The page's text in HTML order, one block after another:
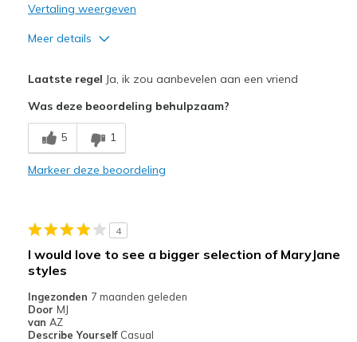
Vertaling weergeven
Meer details
Breathe Well
Comfortable
Strap is not "adjustable hook and loop"
Beste toepassingen
Casual Wear
Going Out
Laatste regel Ja, ik zou aanbevelen aan een vriend
Was deze beoordeling behulpzaam?
5 1
Markeer deze beoordeling
4
I would love to see a bigger selection of MaryJane
styles
Ingezonden 7 maanden geleden
Door MJ
van AZ
Describe Yourself Casual